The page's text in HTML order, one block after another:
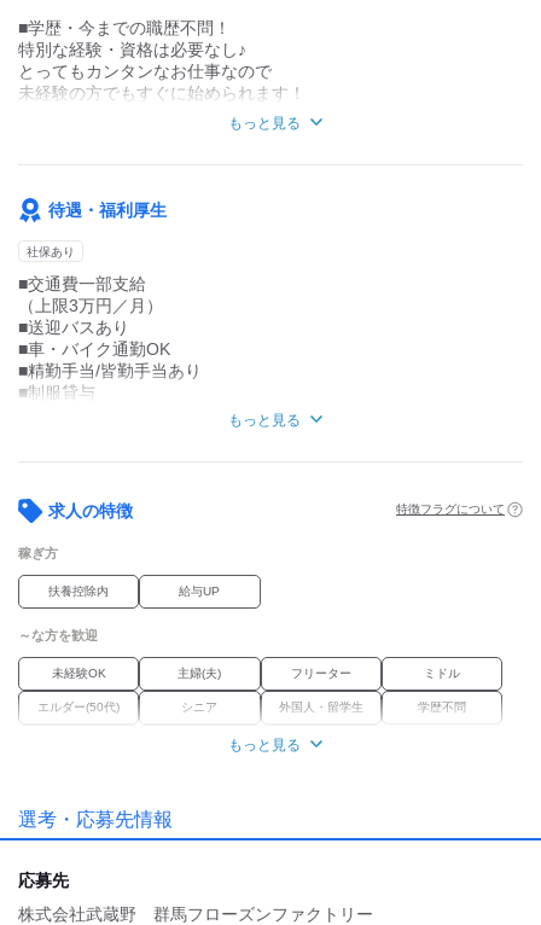
◎面接日
毎週火曜日～木曜日に実施中です！
他の日程を希望の場合も
合格！採用決定☆
▼
入社説明会
社内ルールの説明、各種手続きなど
■学歴・今までの職歴不問！
特別な経験・資格は必要なし♪
とってもカンタンなお仕事なので
未経験の方でもすぐに始められます！
■主婦(夫)、フリーター、シニア…
■色んなタイプの仕事があるので
どなたでも活躍できる環境！
【こんな人にぴったり】
・モクモク派
・働く時間を自分で選びたい
もっと見る
待遇・福利厚生
社保あり
■交通費一部支給
（上限3万円／月）
■送迎バスあり
■車・バイク通勤OK
■精勤手当/皆勤手当あり
■制服貸与
■保養所・提携施設の割引あり
■残業手当あり
※入社1年以上の方が対象
■扶養内での勤務OK
■屋内原則禁煙
■1食120円の社員食堂あり
■休憩スペースあり
■社員割引あり
もっと見る
求人の特徴 特徴フラグについて
稼ぎ方
扶養控除内 給与UP
～な方を歓迎
未経験OK 主婦(夫) フリーター ミドル
エルダー(50代) シニア 外国人・留学生 学歴不問
経験者優遇
オープニング
交通費有 社保あり
もっと見る
選考・応募先情報
応募先
株式会社武蔵野 群馬フローズンファクトリー